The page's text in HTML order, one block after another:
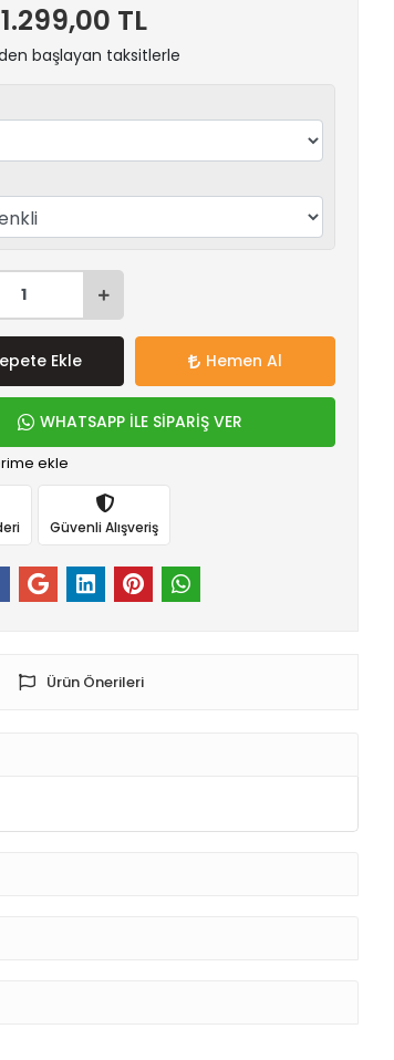
1.299,00 TL
başlayan taksitlerle
Ekle Hemen Al
WHATSAPP İLE SİPARİŞ VER
ekle
Güvenli Alışveriş
Ürün Önerileri